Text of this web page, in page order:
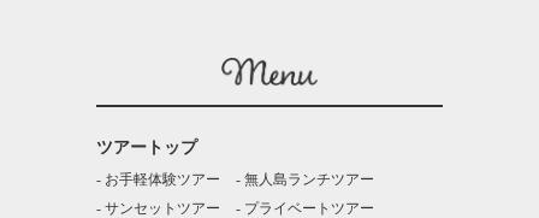
ツアートップ
お手軽体験ツアー
無人島ランチツアー
サンセットツアー
プライベートツアー